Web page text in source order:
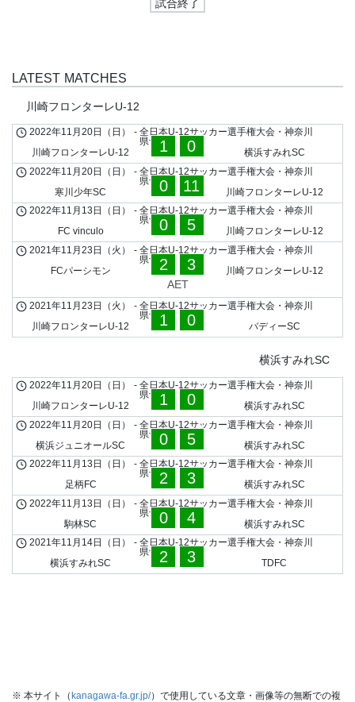
試合終了
LATEST MATCHES
川崎フロンターレU-12
全日本U-12サッカー選手権大会・神奈川
県予選
2022年11月20日（日）
-
川崎フロンターレU-12
1 0
横浜すみれSC
全日本U-12サッカー選手権大会・神奈川
県予選
2022年11月20日（日）
-
寒川少年SC
0 11
川崎フロンターレU-12
全日本U-12サッカー選手権大会・神奈川
県予選
2022年11月13日（日）
-
FC vinculo
0 5
川崎フロンターレU-12
全日本U-12サッカー選手権大会・神奈川
県予選
2021年11月23日（火）
-
FCパーシモン
2 3 川崎フロンターレU-12
AET
全日本U-12サッカー選手権大会・神奈川
県予選
2021年11月23日（火）
-
川崎フロンターレU-12
1 0 バディーSC
横浜すみれSC
全日本U-12サッカー選手権大会・神奈川
県予選
2022年11月20日（日）
-
川崎フロンターレU-12
1 0
横浜すみれSC
全日本U-12サッカー選手権大会・神奈川
県予選
2022年11月20日（日）
-
横浜ジュニオールSC
0 5
横浜すみれSC
全日本U-12サッカー選手権大会・神奈川
県予選
2022年11月13日（日）
-
足柄FC
2 3
横浜すみれSC
全日本U-12サッカー選手権大会・神奈川
県予選
2022年11月13日（日）
-
駒林SC
0 4
横浜すみれSC
全日本U-12サッカー選手権大会・神奈川
県予選
2021年11月14日（日）
-
横浜すみれSC
2 3 TDFC
※ 本サイト（ kanagawa-fa.gr.jp/）で使用している文章・画像等の無断での複